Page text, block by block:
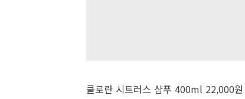
클로란 시트러스 샴푸 400ml 22,000원